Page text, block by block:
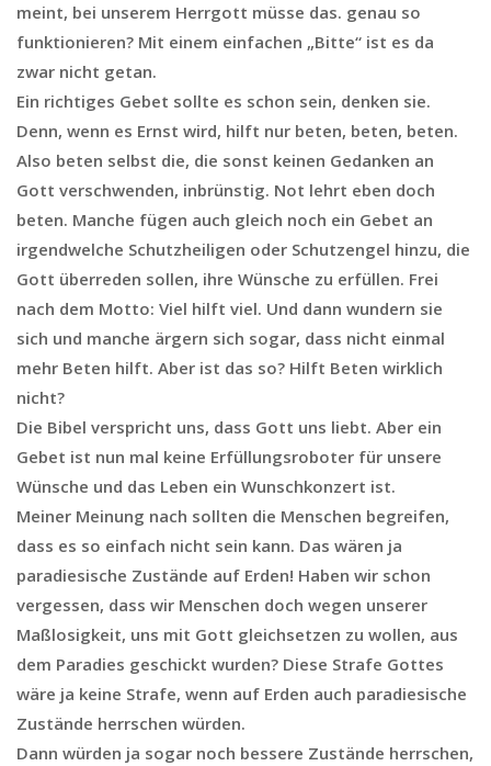
meint, bei unserem Herrgott müsse das. genau so
funktionieren? Mit einem einfachen „Bitte“ ist es da
zwar nicht getan.
Ein richtiges Gebet sollte es schon sein, denken sie.
Denn, wenn es Ernst wird, hilft nur beten, beten, beten.
Also beten selbst die, die sonst keinen Gedanken an
Gott verschwenden, inbrünstig. Not lehrt eben doch
beten. Manche fügen auch gleich noch ein Gebet an
irgendwelche Schutzheiligen oder Schutzengel hinzu, die
Gott überreden sollen, ihre Wünsche zu erfüllen. Frei
nach dem Motto: Viel hilft viel. Und dann wundern sie
sich und manche ärgern sich sogar, dass nicht einmal
mehr Beten hilft. Aber ist das so? Hilft Beten wirklich
nicht?
Die Bibel verspricht uns, dass Gott uns liebt. Aber ein
Gebet ist nun mal keine Erfüllungsroboter für unsere
Wünsche und das Leben ein Wunschkonzert ist.
Meiner Meinung nach sollten die Menschen begreifen,
dass es so einfach nicht sein kann. Das wären ja
paradiesische Zustände auf Erden! Haben wir schon
vergessen, dass wir Menschen doch wegen unserer
Maßlosigkeit, uns mit Gott gleichsetzen zu wollen, aus
dem Paradies geschickt wurden? Diese Strafe Gottes
wäre ja keine Strafe, wenn auf Erden auch paradiesische
Zustände herrschen würden.
Dann würden ja sogar noch bessere Zustände herrschen,